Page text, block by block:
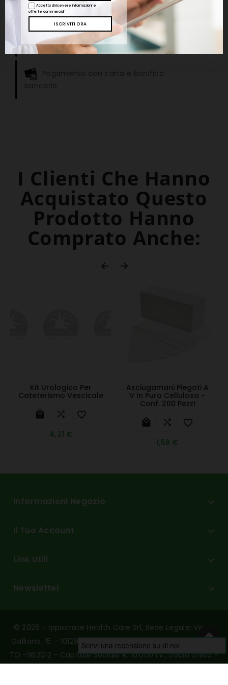
Per consulenze e informazioni aggiuntive
scrivere all'indirizzo email info@ippocratehc.it
o chiamare al numero +39 011.9676496
Pagamento con carta e bonifico
I Clienti Che Hanno
Acquistato Questo
Prodotto Hanno
Comprato Anche:
 
Kit Urologico Per
Cateterismo Vescicale
  
4,21 €
Asciugamani Piegati A
V In Pura Cellulosa -
Conf. 200 Pezzi
  
1,58 €
Informazioni Negozio 
Il Tuo Account 
Link Utili 
Newsletter 
© 2026 - Ippocrate Health Care Srl, Sede Legale: Via G.
Galliano, 15 – 10129 Torino - P.Iva/C.F. 10789230017 - REA:
TO -1162012 - Capitale Sociale € 10.000 I.v., Socio Unico -
Accetto di ricevere informazioni e
offerte commerciali